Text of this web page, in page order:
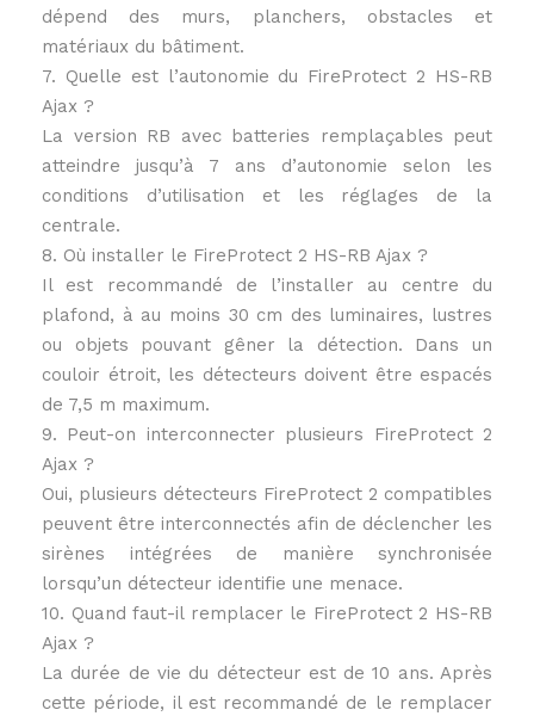
dépend des murs, planchers, obstacles et
matériaux du bâtiment.
7. Quelle est l’autonomie du FireProtect 2 HS-RB
Ajax ?
La version RB avec batteries remplaçables peut
atteindre jusqu’à 7 ans d’autonomie selon les
conditions d’utilisation et les réglages de la
centrale.
8. Où installer le FireProtect 2 HS-RB Ajax ?
Il est recommandé de l’installer au centre du
plafond, à au moins 30 cm des luminaires, lustres
ou objets pouvant gêner la détection. Dans un
couloir étroit, les détecteurs doivent être espacés
de 7,5 m maximum.
9. Peut-on interconnecter plusieurs FireProtect 2
Ajax ?
Oui, plusieurs détecteurs FireProtect 2 compatibles
peuvent être interconnectés afin de déclencher les
sirènes intégrées de manière synchronisée
lorsqu’un détecteur identifie une menace.
10. Quand faut-il remplacer le FireProtect 2 HS-RB
Ajax ?
La durée de vie du détecteur est de 10 ans. Après
cette période, il est recommandé de le remplacer